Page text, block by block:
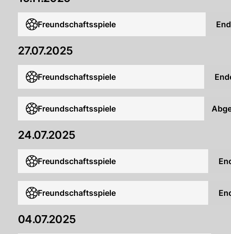
Freundschaftsspiele
27.07.2025
Freundschaftsspiele
Freundschaftsspiele
24.07.2025
Freundschaftsspiele
Freundschaftsspiele
04.07.2025